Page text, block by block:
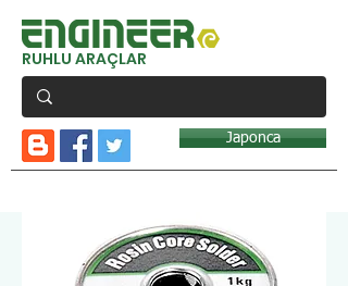
RUHLU ARAÇLAR
Japonca